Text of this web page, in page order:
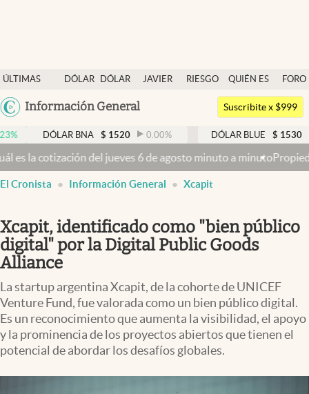
ÚLTIMAS
NOTICIAS
DÓLAR
DÓLAR
JAVIER
RIESGO
QUIÉN ES
QUIÉN
FORO
Argentina
México
Información General
Dólar
Members
Economía y Política
Finanzas y Mercados
Mercados Online
Columnistas
Otras secciones
Apertura
Infotechnology
Suscribite x $999
DÓLAR BNA $ 1520 0.00% DÓLAR BLUE $ 1530 -0.65%
6 de agosto minuto a minutoPropiedad privada: con cruces
El Cronista Información General Xcapit
Xcapit, identificado como "bien público
digital" por la Digital Public Goods
Alliance
La startup argentina Xcapit, de la cohorte de UNICEF
Venture Fund, fue valorada como un bien público digital.
Es un reconocimiento que aumenta la visibilidad, el apoyo
y la prominencia de los proyectos abiertos que tienen el
potencial de abordar los desafíos globales.